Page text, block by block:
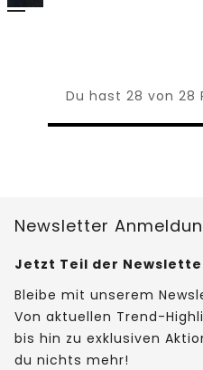
Du hast 28 von 28
Newsletter
Jetzt Teil der
Bleibe mit unserem
Von aktuellen Trend-
bis hin zu exklusiven
du nichts mehr!